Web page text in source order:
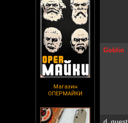
Магазин
ОПЕРМАЙКИ
Goblin